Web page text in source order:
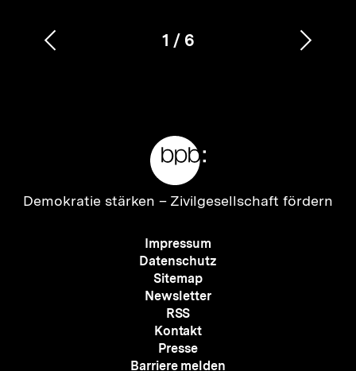
Karussellinhalt
1
von
/ 6
Vorherigen
Zur
Demokratie stärken – Zivilgesellschaft fördern
Meta-
Navigation
Impressum
Datenschutz
Sitemap
Newsletter
RSS
Kontakt
Presse
Barriere melden